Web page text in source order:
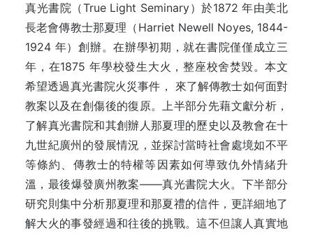
真光書院（True Light Seminary）於1872 年由美北
長老會傳教士那夏理（Harriet Newell Noyes, 1844-
1924 年）創辦。在辦學初期，就在書院僅僅成立三
年，在1875 年學校發生大火，整座校舍焚毀。本文
希望透過真光書院火災事件， 來了解傳教士如何面對
教案以及在創傷後的復原。上半部分先藉文獻分析，
了解真光書院和其創辦人那夏理的歷史以及教會在十
九世紀廣州的發展情況，並探討當時社會處境如不平
等條約、傳教士的特權等因素如何導致仇外情緒升
溫，最後爆發廣州教案——真光書院大火。下半部分
研究則集中分析那夏理和那夏禮的信件，更詳細地了
解大火的事發經過和往後的挑戰。這不但讓人真實地